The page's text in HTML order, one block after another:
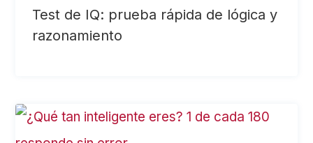
Test de IQ: prueba rápida de lógica y
razonamiento